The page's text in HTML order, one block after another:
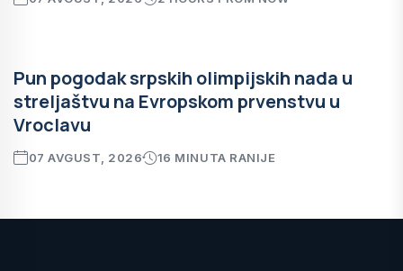
Pun pogodak srpskih olimpijskih nada u
streljaštvu na Evropskom prvenstvu u
Vroclavu
07 AVGUST, 2026 16 MINUTA RANIJE